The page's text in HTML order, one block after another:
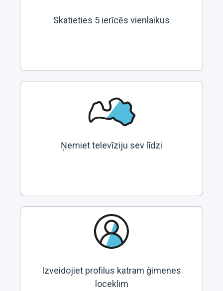
Skatieties 5 ierīcēs vienlaikus
Ņemiet televīziju sev līdzi
Izveidojiet profilus katram ģimenes
loceklim